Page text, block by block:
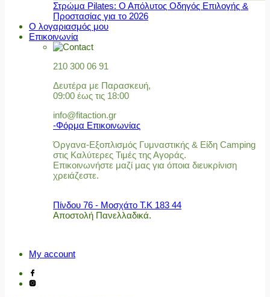
Στρώμα Pilates: Ο Απόλυτος Οδηγός Επιλογής &
Προστασίας για το 2026
Ο λογαριασμός μου
Επικοινωνία
210 300 06 91
Δευτέρα με Παρασκευή,
09:00 έως τις 18:00
info@fitaction.gr
-Φόρμα Επικοινωνίας
Όργανα-Εξοπλισμός Γυμναστικής & Είδη Camping
στις Καλύτερες Τιμές της Αγοράς.
Επικοινωνήστε μαζί μας για όποια διευκρίνιση
χρειάζεστε.
Πίνδου 76 - Μοσχάτο Τ.Κ 183 44
Αποστολή Πανελλαδικά.
My account